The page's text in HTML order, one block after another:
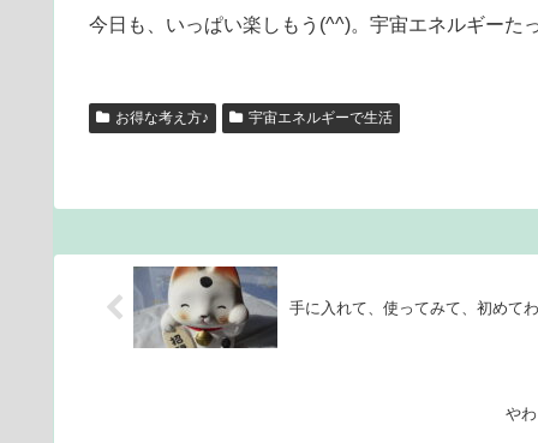
今日も、いっぱい楽しもう(^^)。宇宙エネルギーた
お得な考え方♪ 宇宙エネルギーで生活
手に入れて、使ってみて、初めて
や